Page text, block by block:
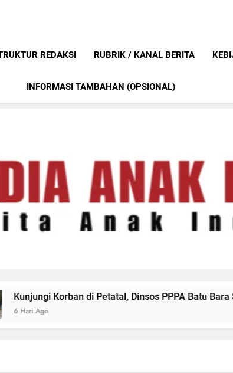
REDAKSI RUBRIK / KANAL BERITA
INFORMASI TAMBAHAN (OPSIONAL)
Petatal, Dinsos PPPA Batu Bara Siapkan